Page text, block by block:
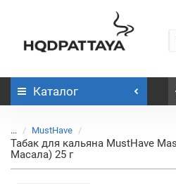
Каталог
... MustHave
Табак для кальяна MustHave
Масала) 25 г